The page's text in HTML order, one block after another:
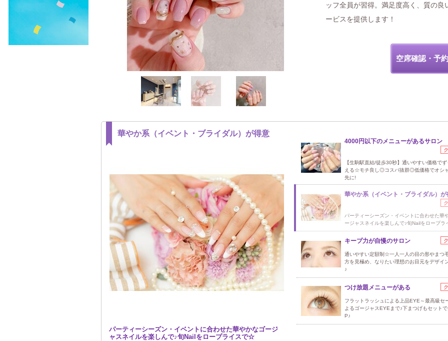
ッフ全員が習得。満足度高く、質の良
ービスを提供します！
空席確認・予
華やか系（イベント・ブライダル）が得意
パーティーシーズン・イベントに合わせた華やかなゴージ
ャスネイルを楽しんで♪旬Nailをロープライスで☆
4000円以下のメニューがあるサロン
【生駒駅直結/徒歩30秒】通いやすい価格で
える☆モチ良し◎コスパ抜群◎低価格でオシ
先に!
華やか系（イベント・ブライダル）が
パーティーシーズン・イベントに合わせた華
ージャスネイルを楽しんで♪旬Nailをロープ
キープ力が自慢のサロン
通いやすい定額制☆一人一人の目の形やまつ
方を見極め、なりたい理想のお目元をデザイ
♪
つけ放題メニューがある
フラットラッシュによる上品EYE～最高級セ
よるゴージャスEYEまで♪下まつげもセット
P♪